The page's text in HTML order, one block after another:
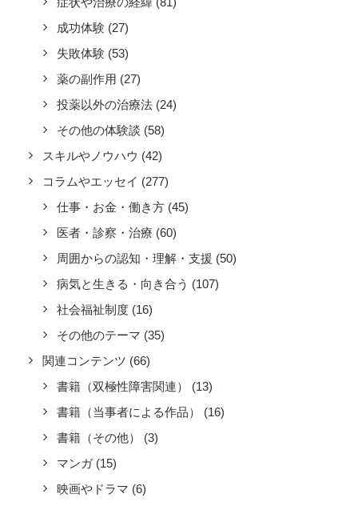
成功体験 (27)
失敗体験 (53)
薬の副作用 (27)
投薬以外の治療法 (24)
その他の体験談 (58)
スキルやノウハウ (42)
コラムやエッセイ (277)
仕事・お金・働き方 (45)
医者・診察・治療 (60)
周囲からの認知・理解・支援 (50)
病気と生きる・向き合う (107)
社会福祉制度 (16)
その他のテーマ (35)
関連コンテンツ (66)
書籍（双極性障害関連）
(13)
書籍（当事者による作品）
(16)
書籍（その他）
(3)
マンガ (15)
映画やドラマ (6)